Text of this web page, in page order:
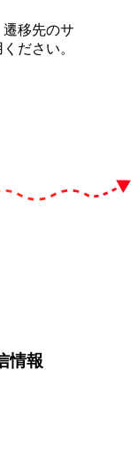
移先のサ
ださい。
情報